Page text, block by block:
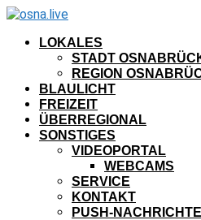
LOKALES
STADT
REGION
BLAULICHT
FREIZEIT
ÜBERREGIONAL
SONSTIGES
VIDEOPORTAL
WEBCAMS
SERVICE
KONTAKT
PUSH-